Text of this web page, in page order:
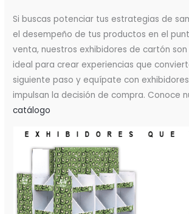
Si buscas potenciar tus estrategias de
el desempeño de tus productos en el
venta, nuestros exhibidores de cartón son
ideal para crear experiencias que
siguiente paso y equípate con
impulsan la decisión de compra. Conoce
catálogo